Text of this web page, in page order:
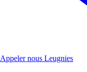
Appeler nous Leugnies